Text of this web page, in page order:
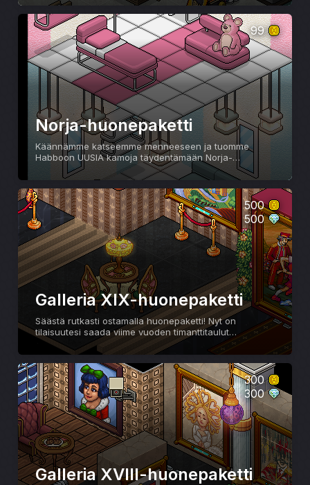
99
Norja-huonepaketti
Käännämme katseemme menneeseen ja tuomme
Habboon UUSIA kamoja täydentämään Norja-
sarjaamme! Se tunnetaan myös nimellä "Iced", jäinen.
Onneksi lumet sulivat jo, mutta sopii silti
Pohjoismaiseen teemaan. Eikö vaikka?
500
500
Galleria XIX-huonepaketti
Säästä rutkasti ostamalla huonepaketti! Nyt on
tilaisuutesi saada viime vuoden timanttitaulut
alennettuun hintaan ennen kuin poistamme ne
valikoimastamme.
300
300
Galleria XVIII-huonepaketti